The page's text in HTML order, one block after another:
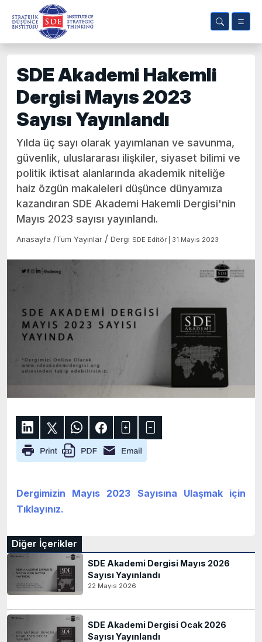
SDE Akademi Hakemli
Dergisi Mayıs 2023
Sayısı Yayınlandı
Yılda üç sayı olarak yayımlanan ve savunma,
güvenlik, uluslararası ilişkiler, siyaset bilimi ve
politik iktisat alanlarında akademik niteliğe
haiz özgün makaleleri düşünce dünyamıza
kazandıran SDE Akademi Hakemli Dergisi'nin
Mayıs 2023 sayısı yayınlandı.
Anasayfa /Tüm Yayınlar / Dergi SDE Editör | 31 Mayıs 2023
Dergimizin Mayıs 2023 Sayısına Ulaşmak için
Tıklayınız.
Diğer İçerikler
SDE Akademi Dergisi Mayıs 2026
Sayısı Yayınlandı
22 Mayıs 2026
SDE Akademi Dergisi Ocak 2026
Sayısı Yayınlandı